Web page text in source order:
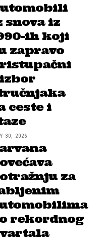
snova iz
ih koji
zapravo
izbor
ceste i
30, 2026
za
rekordnog